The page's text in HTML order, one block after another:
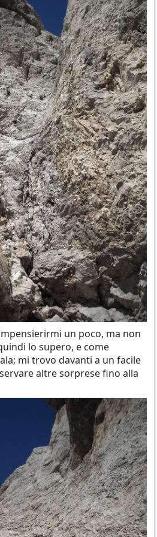
un poco, ma non
lo supero, e come
mi trovo davanti a un facile
altre sorprese fino alla